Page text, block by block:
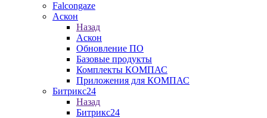
Falcongaze
Аскон
Назад
Аскон
Обновление ПО
Базовые продукты
Комплекты КОМПАС
Приложения для КОМПАС
Битрикс24
Назад
Битрикс24